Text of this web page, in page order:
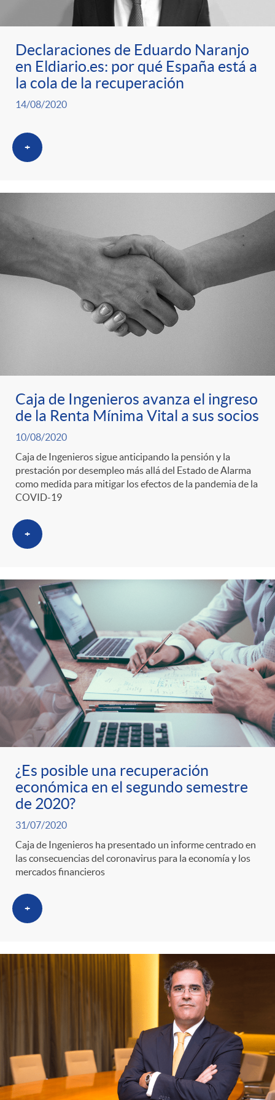
r
a
S
a
l
a
d
r
e
n
s
a
n
p
r
c
a
t
o
r
í
a
s
e
n
d
o
A
n
a
F
i
t
r
o
C
a
t
e
g
o
r
i
c
a
d
r
d
o
n
t
e
n
i
d
o
s
Declaraciones de Eduardo Naranjo
en Eldiario.es: por qué España está a
la cola de la recuperación
14/08/2020
+
Caja de Ingenieros avanza el ingreso
de la Renta Mínima Vital a sus socios
10/08/2020
Caja de Ingenieros sigue anticipando la pensión y la
prestación por desempleo más allá del Estado de Alarma
como medida para mitigar los efectos de la pandemia de la
COVID-19
+
¿Es posible una recuperación
económica en el segundo semestre
de 2020?
31/07/2020
Caja de Ingenieros ha presentado un informe centrado en
las consecuencias del coronavirus para la economía y los
mercados financieros
+